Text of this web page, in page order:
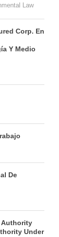
Law
Corp. En
Y Medio
De
Authority
Under